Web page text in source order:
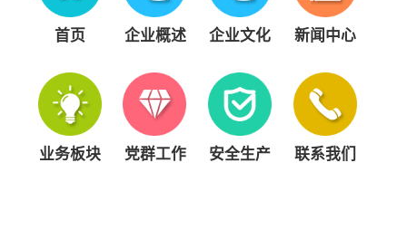
首页 企业概述 企业文化 新闻中心
业务板块 党群工作 安全生产 联系我们